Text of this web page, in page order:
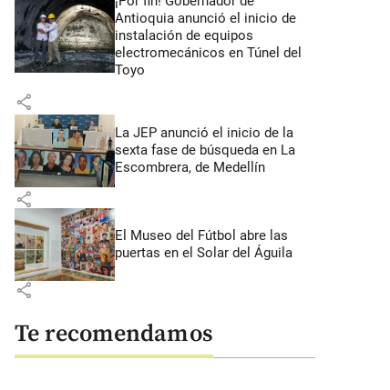
Antioquia anunció el inicio de
instalación de equipos
electromecánicos en Túnel del
Toyo
share
La JEP anunció el inicio de la
sexta fase de búsqueda en La
Escombrera, de Medellín
share
El Museo del Fútbol abre las
puertas en el Solar del Águila
share
Te recomendamos